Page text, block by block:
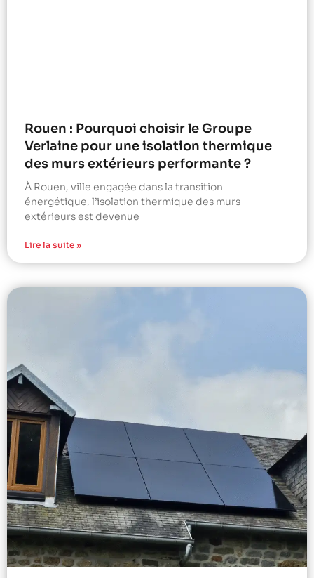
Rouen : Pourquoi choisir le Groupe
Verlaine pour une isolation thermique
des murs extérieurs performante ?
À Rouen, ville engagée dans la transition
énergétique, l’isolation thermique des murs
extérieurs est devenue
Lire la suite »